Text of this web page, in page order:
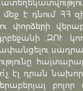
մեջ է դնում
փորձերի
ԶՈՒ
ո՛չ էլ դրան